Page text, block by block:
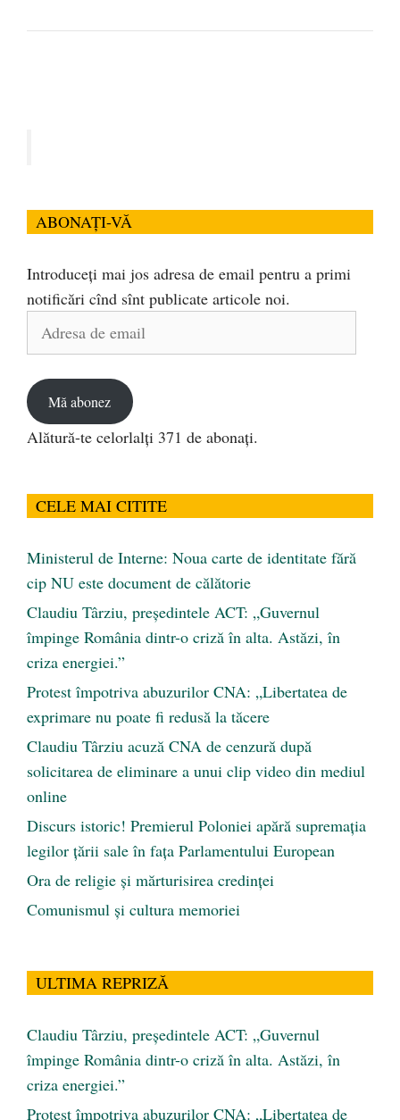
ABONAȚI-VĂ
Introduceți mai jos adresa de email pentru a primi
notificări cînd sînt publicate articole noi.
Adresa
Mă abonez
Alătură-te celorlalți 371 de abonați.
CELE MAI CITITE
Ministerul de Interne: Noua carte de identitate fără
cip NU este document de călătorie
Claudiu Târziu, președintele ACT: „Guvernul
împinge România dintr-o criză în alta. Astăzi, în
criza energiei.”
Protest împotriva abuzurilor CNA: „Libertatea de
exprimare nu poate fi redusă la tăcere
Claudiu Târziu acuză CNA de cenzură după
solicitarea de eliminare a unui clip video din mediul
online
Discurs istoric! Premierul Poloniei apără supremația
legilor țării sale în fața Parlamentului European
Ora de religie şi mărturisirea credinţei
Comunismul şi cultura memoriei
ULTIMA REPRIZĂ
Claudiu Târziu, președintele ACT: „Guvernul
împinge România dintr-o criză în alta. Astăzi, în
criza energiei.”
Protest împotriva abuzurilor CNA: „Libertatea de